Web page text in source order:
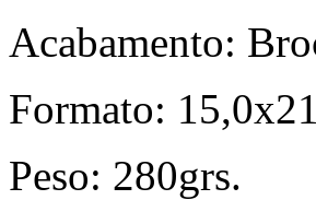
Acabamento:
Formato:
Peso: 280grs.